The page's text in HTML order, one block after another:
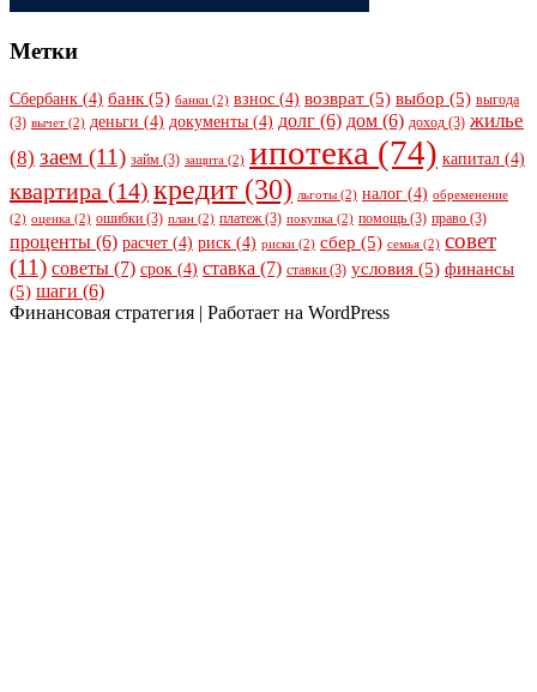
Метки
Сбербанк (4) банк (5) банки (2) взнос (4) возврат (5) выбор (5) выгода
(3) вычет (2) деньги (4) документы (4) долг (6) дом (6) доход (3) жилье
(8) заем (11) займ (3) защита (2) ипотека (74) капитал (4)
квартира (14) кредит(30) льготы (2) налог (4) обременение
(2) оценка (2) ошибки (3) план (2) платеж(3) покупка (2) помощь (3) право (3)
проценты (6) расчет (4) риск (4) риски (2) сбер (5) семья (2) совет
(11) советы (7) срок (4) ставка (7) ставки (3) условия (5) финансы
(5) шаги (6)
Финансовая стратегия | Работает на WordPress